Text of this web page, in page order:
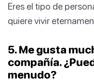
Eres el tipo de
quiere vivir
5. Me gusta
compañía.
menudo?